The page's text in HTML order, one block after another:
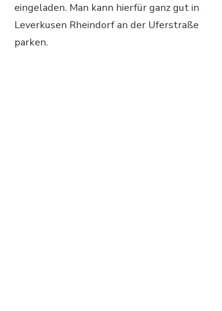
eingeladen. Man kann hierfür ganz gut in
Leverkusen Rheindorf an der Uferstraße
parken.